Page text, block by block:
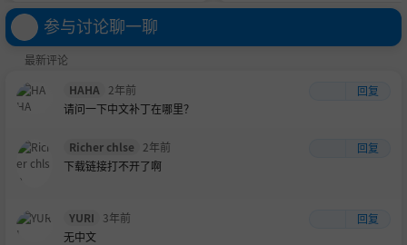
参与讨论聊一聊
最新评论
HAHA
2年前
回复
请问一下中文补丁在哪里？
Richer chlse 2年前
回复
下载链接打不开了啊
YURI 3年前
回复
无中文